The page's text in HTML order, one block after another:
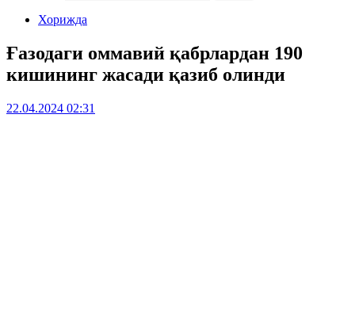
Хорижда
Ғазодаги оммавий қабрлардан 190
кишининг жасади қазиб олинди
22.04.2024 02:31